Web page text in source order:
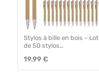
Stylos à bille en bois – Lot
de 50 stylos
19.99 €